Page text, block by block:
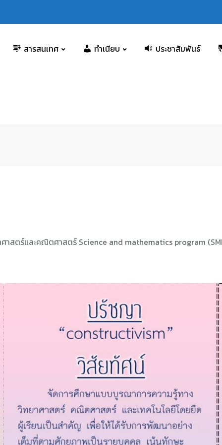
สารสนเทศ ทำเนียบ ประชาสัมพันธ์
ศาสตร์และคณิตศาสตร์ Science and mathematics program